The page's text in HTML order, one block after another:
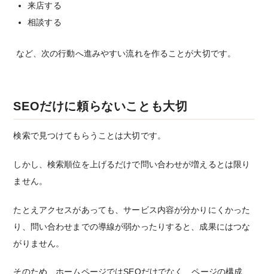
来店する
相談する
など、次の行動へ進みやすい流れを作ることが大切です。
SEOだけに頼らないことも大切
検索で見つけてもらうことは大切です。
しかし、検索順位を上げるだけで問い合わせが増えるとは限り
ません。
たとえアクセスがあっても、サービス内容が分かりにくかった
り、問い合わせまでの導線が弱かったりすると、成果にはつな
がりません。
そのため、ホームページではSEOだけでなく、ページの構成、